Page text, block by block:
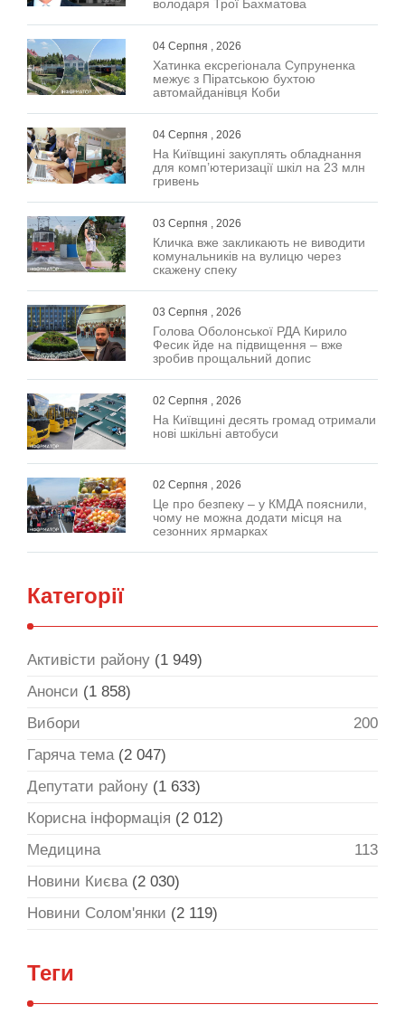
володаря Трої Бахматова
04 Серпня , 2026
Хатинка ексрегіонала Супруненка
межує з Піратською бухтою
автомайданівця Коби
04 Серпня , 2026
На Київщині закуплять обладнання
для комп’ютеризації шкіл на 23 млн
гривень
03 Серпня , 2026
Кличка вже закликають не виводити
комунальників на вулицю через
скажену спеку
03 Серпня , 2026
Голова Оболонської РДА Кирило
Фесик йде на підвищення – вже
зробив прощальний допис
02 Серпня , 2026
На Київщині десять громад отримали
нові шкільні автобуси
02 Серпня , 2026
Це про безпеку – у КМДА пояснили,
чому не можна додати місця на
сезонних ярмарках
Категорії
Активісти району (1 949)
Анонси (1 858)
Вибори
200
Гаряча тема(2 047)
Депутати району (1 633)
Корисна інформація (2 012)
Медицина
113
Новини Києва(2 030)
Новини Солом'янки (2 119)
Теги